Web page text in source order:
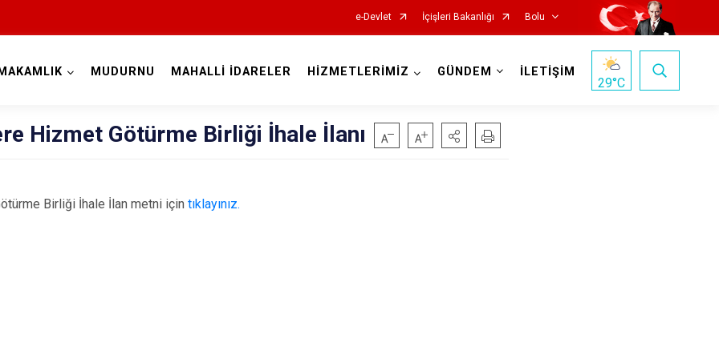
e-Devlet İçişleri Bakanlığı Bolu
MUDURNU MAHALLİ İDARELER HİZMETLERİMİZ GÜNDEM İLETİŞİM
29°C
Hizmet Götürme Birliği İhale İlanı
Birliği İhale İlan metni için tıklayınız.